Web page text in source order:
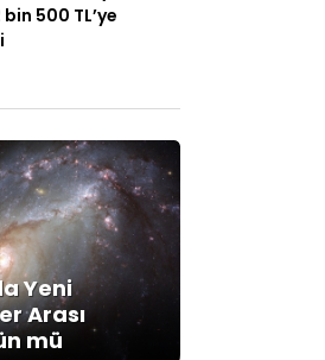
500 TL’ye
Yeni
Arası
mü